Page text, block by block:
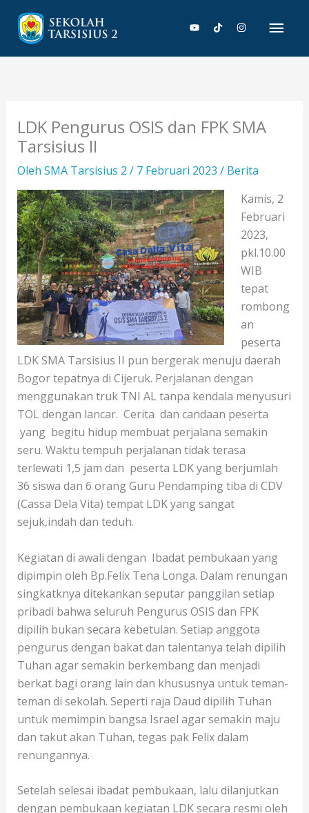
konten
LDK Pengurus OSIS dan FPK SMA
Tarsisius II
Oleh SMA Tarsisius 2 / 7 Februari 2023 / Berita
Kamis, 2
Februari
2023,
pkl.10.00
WIB
tepat
rombong
an
peserta
LDK SMA Tarsisius II pun bergerak menuju daerah
Bogor tepatnya di Cijeruk. Perjalanan dengan
menggunakan truk TNI AL tanpa kendala menyusuri
TOL dengan lancar. Cerita dan candaan peserta
yang begitu hidup membuat perjalana semakin
seru. Waktu tempuh perjalanan tidak terasa
terlewati 1,5 jam dan peserta LDK yang berjumlah
36 siswa dan 6 orang Guru Pendamping tiba di CDV
(Cassa Dela Vita) tempat LDK yang sangat
sejuk,indah dan teduh.
Kegiatan di awali dengan Ibadat pembukaan yang
dipimpin oleh Bp.Felix Tena Longa. Dalam renungan
singkatknya ditekankan seputar panggilan setiap
pribadi bahwa seluruh Pengurus OSIS dan FPK
dipilih bukan secara kebetulan. Setiap anggota
pengurus dengan bakat dan talentanya telah dipilih
Tuhan agar semakin berkembang dan menjadi
berkat bagi orang lain dan khususnya untuk teman-
teman di sekolah. Seperti raja Daud dipilih Tuhan
untuk memimpin bangsa Israel agar semakin maju
dan takut akan Tuhan, tegas pak Felix dalam
renungannya.
Setelah selesai ibadat pembukaan, lalu dilanjutkan
dengan pembukaan kegiatan LDK secara resmi oleh